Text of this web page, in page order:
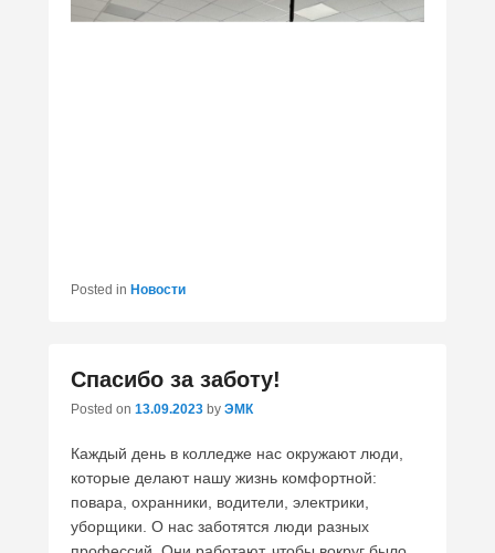
Posted in Новости
Спасибо за заботу!
Posted on 13.09.2023 by ЭМК
Каждый день в колледже нас окружают люди,
которые делают нашу жизнь комфортной:
повара, охранники, водители, электрики,
уборщики. О нас заботятся люди разных